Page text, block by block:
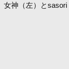
女神（左）とsasori